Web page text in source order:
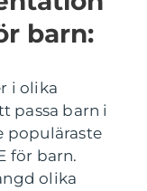
barn:
i olika
passa barn i
populäraste
för barn.
olika